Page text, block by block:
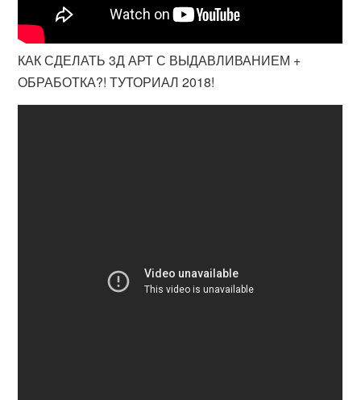
КАК СДЕЛАТЬ 3Д АРТ С ВЫДАВЛИВАНИЕМ +
ОБРАБОТКА?! ТУТОРИАЛ 2018!